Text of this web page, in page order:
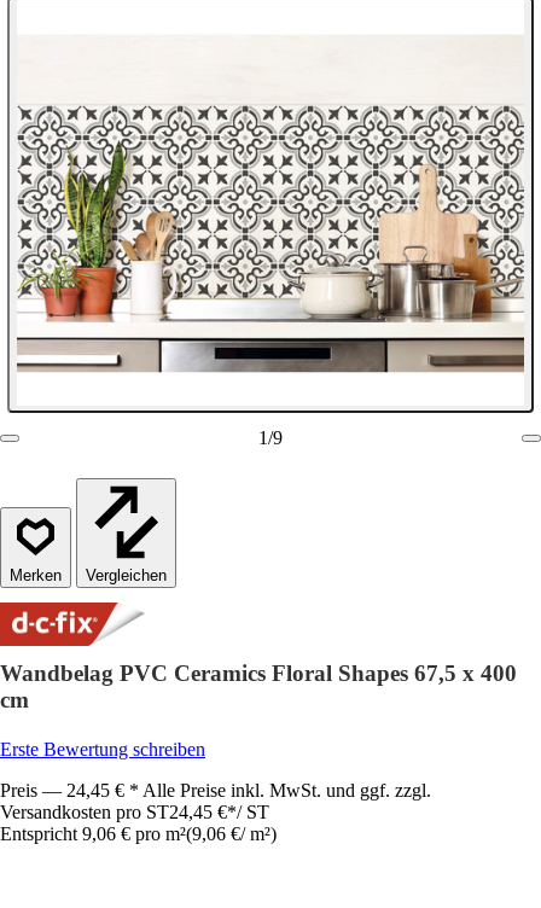
1/9
Vergleichen
Wandbelag PVC Ceramics Floral Shapes 67,5 x 400
cm
Erste Bewertung schreiben
Preis — 24,45 € * Alle Preise inkl. MwSt. und ggf. zzgl.
Versandkosten pro ST24,45 €*/ ST
Entspricht 9,06 € pro m²(9,06 €/ m²)